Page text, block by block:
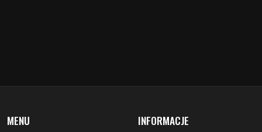
MENU INFORMACJE